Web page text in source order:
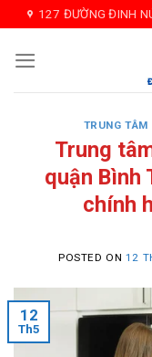
content
127 ĐƯỜNG ĐINH
TRUNG
Trung
quận Bình
chính
POSTED ON 12
12
Th5